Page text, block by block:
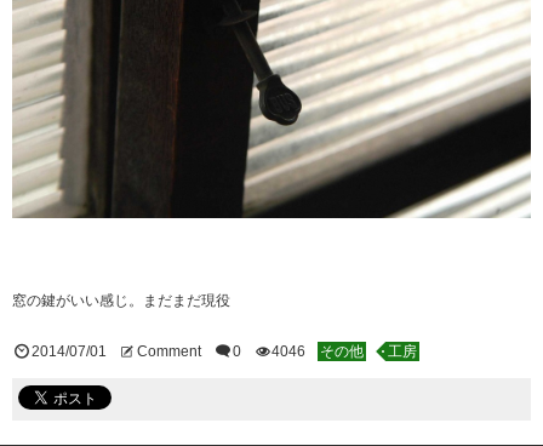
窓の鍵がいい感じ。まだまだ現役
2014/07/01 Comment 0 4046 その他 工房